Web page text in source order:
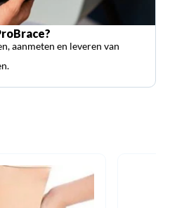
aanmeten en leveren van